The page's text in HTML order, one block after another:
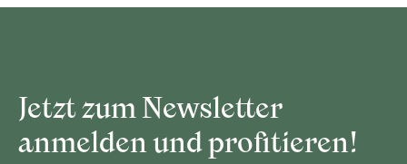
Jetzt zum Newsletter
anmelden und profitieren!